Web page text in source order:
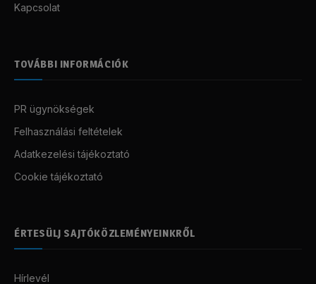
Kapcsolat
TOVÁBBI INFORMÁCIÓK
PR ügynökségek
Felhasználási feltételek
Adatkezelési tájékoztató
Cookie tájékoztató
ÉRTESÜLJ SAJTÓKÖZLEMÉNYEINKRŐL
Hírlevél